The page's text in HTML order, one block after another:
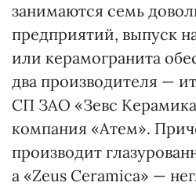
занимаются семь
предприятий, выпуск
или керамогранита
два производителя —
СП ЗАО «Зевс
компания «Атем».
производит
а «Zeus Ceramica» —